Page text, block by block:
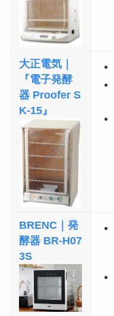
大正電気｜
『電子発酵
器 Proofer S
K-15』
BRENC｜発
酵器 BR-H07
3S